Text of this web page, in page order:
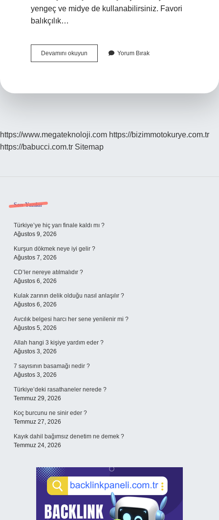
yengeç ve midye de kullanabilirsiniz. Favori
balıkçılık…
Devamını okuyun
Oltasına
Yorum Bırak
https://www.megateknoloji.com https://bizimmotokurye.com.tr
https://babucci.com.tr Sitemap
Sidebar
Son Yazılar
Türkiye’ye hiç yarı finale kaldı mı ?
Ağustos 9, 2026
Kurşun dökmek neye iyi gelir ?
Ağustos 7, 2026
CD’ler nereye atılmalıdır ?
Ağustos 6, 2026
Kulak zarının delik olduğu nasıl anlaşılır ?
Ağustos 6, 2026
Avcılık belgesi harcı her sene yenilenir mi ?
Ağustos 5, 2026
Allah hangi 3 kişiye yardım eder ?
Ağustos 3, 2026
7 sayısının basamağı nedir ?
Ağustos 3, 2026
Türkiye’deki rasathaneler nerede ?
Temmuz 29, 2026
Koç burcunu ne sinir eder ?
Temmuz 27, 2026
Kayık dahil bağımsız denetim ne demek ?
Temmuz 24, 2026